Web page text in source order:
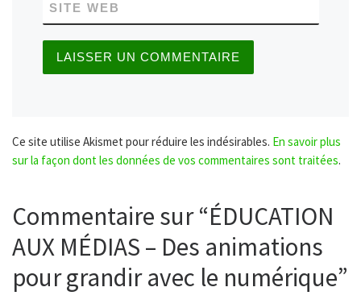
SITE WEB
Ce site utilise Akismet pour réduire les indésirables. En savoir plus
sur la façon dont les données de vos commentaires sont traitées.
Commentaire sur “ÉDUCATION
AUX MÉDIAS – Des animations
pour grandir avec le numérique”